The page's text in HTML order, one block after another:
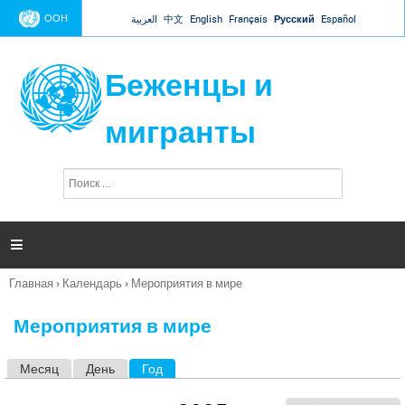
Jump to navigation
ООН العربية 中文 English Français Русский Español
Беженцы и
мигранты
п
и

Вы
Главная › Календарь › Мероприятия в мире
Мероприятия в мире
Месяц День Год